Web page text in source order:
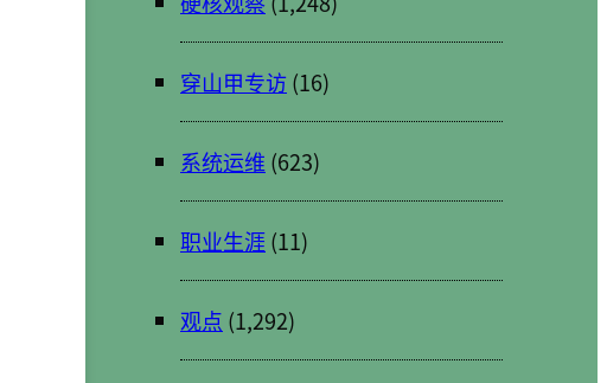
穿山甲专访(16)
系统运维(623)
职业生涯(11)
观点 (1,292)